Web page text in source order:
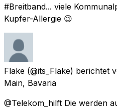
#Breitband... viele
Kupfer-Allergie 😉
Flake (@its_Flake) berichtet
Main, Bavaria
@Telekom_hilft Die werden